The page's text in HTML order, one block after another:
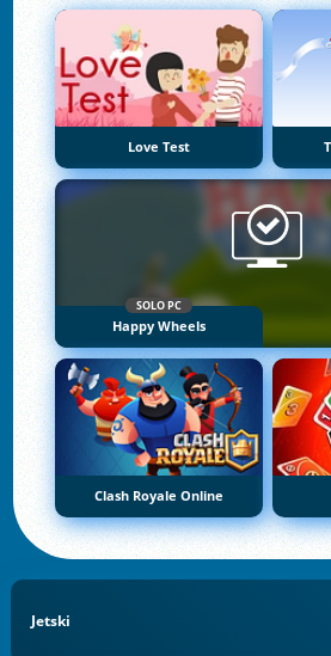
Love Test
SOLO PC
Happy Wheels
Clash Royale Online
Jetski